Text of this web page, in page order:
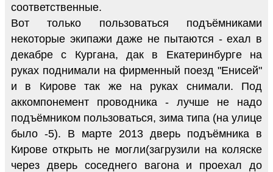
соответственные.
Вот только пользоваться подъёмниками
некоторые экипажи даже не пытаются - ехал в
декабре с Кургана, дак в Екатеринбурге на
руках поднимали на фирменный поезд "Енисей"
и в Кирове так же на руках снимали. Под
аккомпонемент проводника - лучше не надо
подъёмником пользоваться, зима типа (на улице
было -5). В марте 2013 дверь подъёмника в
Кирове открыть не могли(загрузили на коляске
через дверь соседнего вагона и проехал до